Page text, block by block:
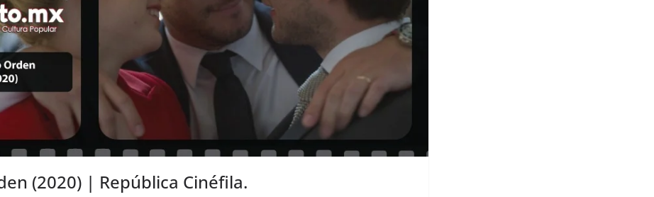
(2020) | República Cinéfila.